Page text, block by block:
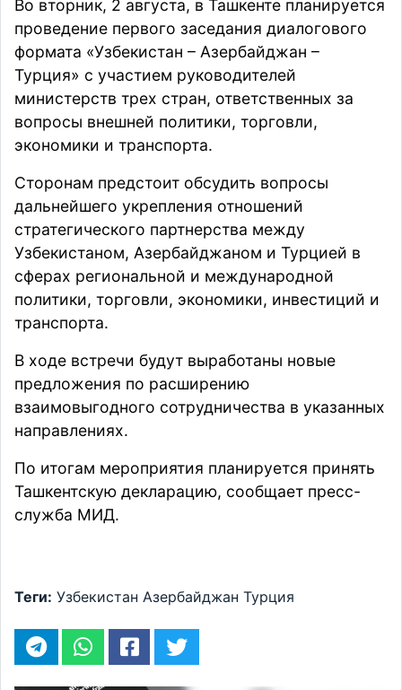
Во вторник, 2 августа, в Ташкенте планируется
проведение первого заседания диалогового
формата «Узбекистан – Азербайджан –
Турция» с участием руководителей
министерств трех стран, ответственных за
вопросы внешней политики, торговли,
экономики и транспорта.
Сторонам предстоит обсудить вопросы
дальнейшего укрепления отношений
стратегического партнерства между
Узбекистаном, Азербайджаном и Турцией в
сферах региональной и международной
политики, торговли, экономики, инвестиций и
транспорта.
В ходе встречи будут выработаны новые
предложения по расширению
взаимовыгодного сотрудничества в указанных
направлениях.
По итогам мероприятия планируется принять
Ташкентскую декларацию, сообщает пресс-
служба МИД.
Теги: Узбекистан Азербайджан Турция